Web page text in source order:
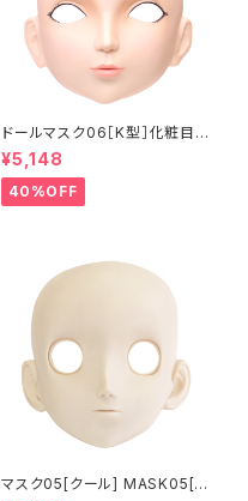
ドールマスク06［K型］化粧目穴
処理 MASK06 [DOLL K] Op
ening eye hole and make
up
¥5,148
40%OFF
マスク05[クール] MASK05[C